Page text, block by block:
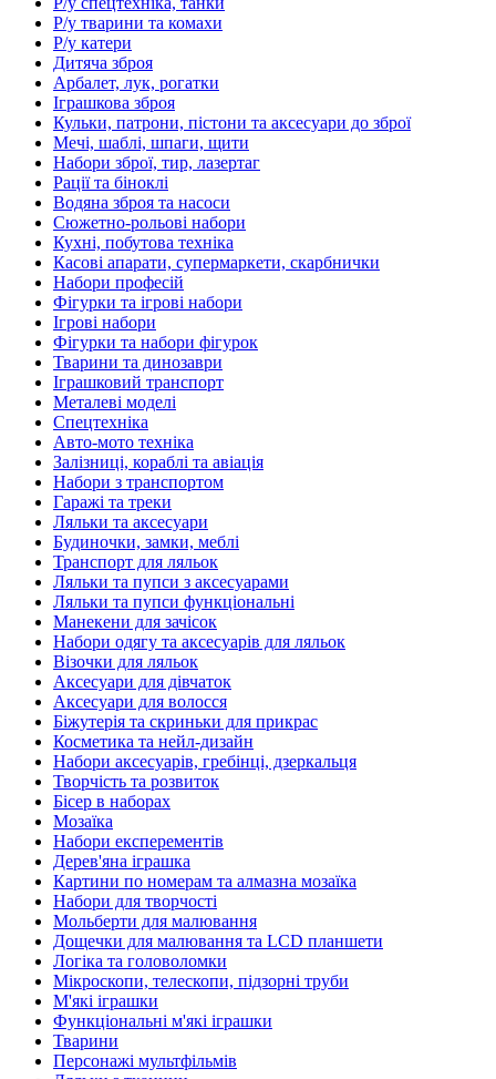
Р/у тварини та комахи
Р/у катери
Дитяча зброя
Арбалет, лук, рогатки
Іграшкова зброя
Кульки, патрони, пістони та аксесуари до зброї
Мечі, шаблі, шпаги, щити
Набори зброї, тир, лазертаг
Рації та біноклі
Водяна зброя та насоси
Сюжетно-рольові набори
Кухні, побутова техніка
Касові апарати, супермаркети, скарбнички
Набори професій
Фігурки та ігрові набори
Ігрові набори
Фігурки та набори фігурок
Тварини та динозаври
Іграшковий транспорт
Металеві моделі
Спецтехніка
Авто-мото техніка
Залізниці, кораблі та авіація
Набори з транспортом
Гаражі та треки
Ляльки та аксесуари
Будиночки, замки, меблі
Транспорт для ляльок
Ляльки та пупси з аксесуарами
Ляльки та пупси функціональні
Манекени для зачісок
Набори одягу та аксесуарів для ляльок
Візочки для ляльок
Аксесуари для дівчаток
Аксесуари для волосся
Біжутерія та скриньки для прикрас
Косметика та нейл-дизайн
Набори аксесуарів, гребінці, дзеркальця
Творчість та розвиток
Бісер в наборах
Мозаїка
Набори експерементів
Дерев'яна іграшка
Картини по номерам та алмазна мозаїка
Набори для творчості
Мольберти для малювання
Дощечки для малювання та LCD планшети
Логіка та головоломки
Мікроскопи, телескопи, підзорні труби
М'які іграшки
Функціональні м'які іграшки
Тварини
Персонажі мультфільмів